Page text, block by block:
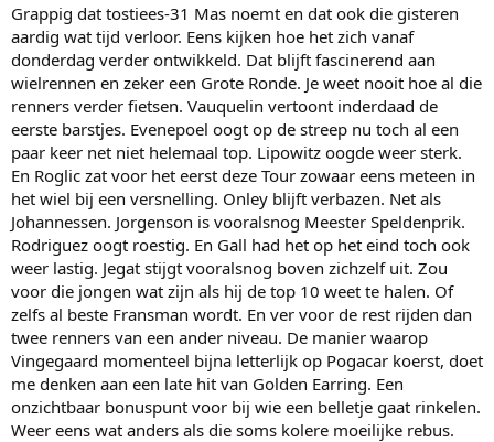
Grappig dat tostiees-31 Mas noemt en dat ook die gisteren
aardig wat tijd verloor. Eens kijken hoe het zich vanaf
donderdag verder ontwikkeld. Dat blijft fascinerend aan
wielrennen en zeker een Grote Ronde. Je weet nooit hoe al die
renners verder fietsen. Vauquelin vertoont inderdaad de
eerste barstjes. Evenepoel oogt op de streep nu toch al een
paar keer net niet helemaal top. Lipowitz oogde weer sterk.
En Roglic zat voor het eerst deze Tour zowaar eens meteen in
het wiel bij een versnelling. Onley blijft verbazen. Net als
Johannessen. Jorgenson is vooralsnog Meester Speldenprik.
Rodriguez oogt roestig. En Gall had het op het eind toch ook
weer lastig. Jegat stijgt vooralsnog boven zichzelf uit. Zou
voor die jongen wat zijn als hij de top 10 weet te halen. Of
zelfs al beste Fransman wordt. En ver voor de rest rijden dan
twee renners van een ander niveau. De manier waarop
Vingegaard momenteel bijna letterlijk op Pogacar koerst, doet
me denken aan een late hit van Golden Earring. Een
onzichtbaar bonuspunt voor bij wie een belletje gaat rinkelen.
Weer eens wat anders als die soms kolere moeilijke rebus.